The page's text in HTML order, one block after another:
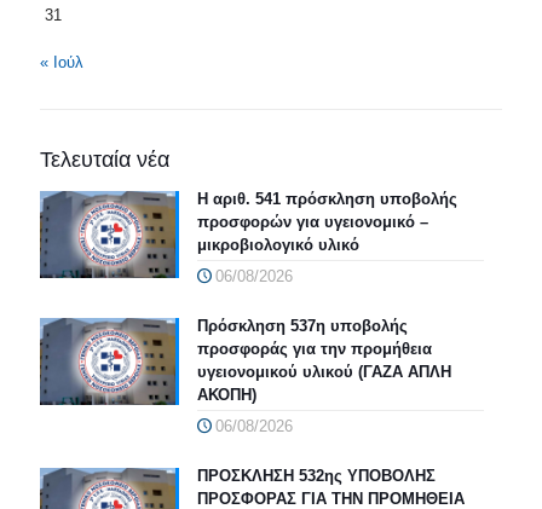
31
« Ιούλ
Τελευταία νέα
Η αριθ. 541 πρόσκληση υποβολής
προσφορών για υγειονομικό –
μικροβιολογικό υλικό
06/08/2026
Πρόσκληση 537η υποβολής
προσφοράς για την προμήθεια
υγειονομικού υλικού (ΓΑΖΑ ΑΠΛΗ
ΑΚΟΠΗ)
06/08/2026
ΠΡΟΣΚΛΗΣΗ 532ης ΥΠΟΒΟΛΗΣ
ΠΡΟΣΦΟΡΑΣ ΓΙΑ ΤΗΝ ΠΡΟΜΗΘΕΙΑ